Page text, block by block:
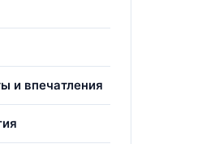
и впечатления